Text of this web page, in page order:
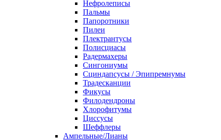
Нефролеписы
Пальмы
Папоротники
Пилеи
Плектрантусы
Полисциасы
Радермахеры
Сингониумы
Сциндапсусы / Эпипремнумы
Традесканции
Фикусы
Филодендроны
Хлорофитумы
Циссусы
Шеффлеры
Ампельные/Лианы